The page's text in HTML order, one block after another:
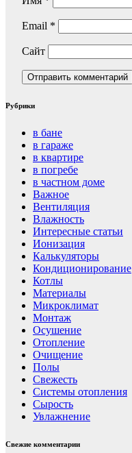
Email *
Сайт
Рубрики
в бане
в гараже
в квартире
в погребе
в частном доме
Важное
Вентиляция
Влажность
Интересные статьи
Ионизация
Калькуляторы
Кондиционирование
Котлы
Материалы
Микроклимат
Монтаж
Осушение
Отопление
Очищение
Полы
Свежесть
Системы отопления
Сырость
Увлажнение
Свежие комментарии